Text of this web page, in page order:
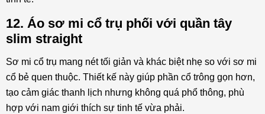
12. Áo sơ mi cổ trụ phối với quần tây
slim straight
Sơ mi cổ trụ mang nét tối giản và khác biệt nhẹ so với sơ mi
cổ bẻ quen thuộc. Thiết kế này giúp phần cổ trông gọn hơn,
tạo cảm giác thanh lịch nhưng không quá phổ thông, phù
hợp với nam giới thích sự tinh tế vừa phải.